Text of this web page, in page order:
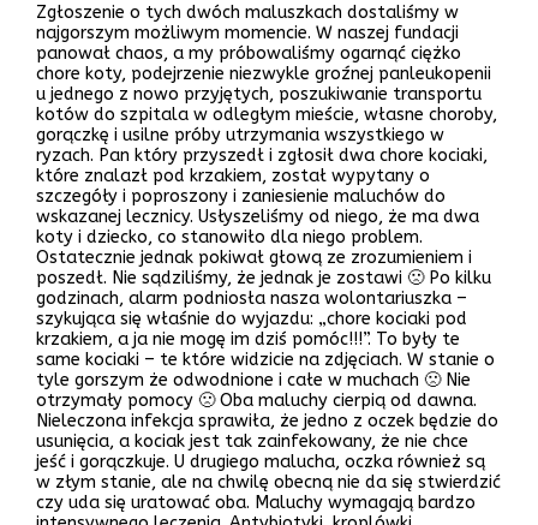
Zgłoszenie o tych dwóch maluszkach dostaliśmy w
najgorszym możliwym momencie. W naszej fundacji
panował chaos, a my próbowaliśmy ogarnąć ciężko
chore koty, podejrzenie niezwykle groźnej panleukopenii
u jednego z nowo przyjętych, poszukiwanie transportu
kotów do szpitala w odległym mieście, własne choroby,
gorączkę i usilne próby utrzymania wszystkiego w
ryzach. Pan który przyszedł i zgłosił dwa chore kociaki,
które znalazł pod krzakiem, został wypytany o
szczegóły i poproszony i zaniesienie maluchów do
wskazanej lecznicy. Usłyszeliśmy od niego, że ma dwa
koty i dziecko, co stanowiło dla niego problem.
Ostatecznie jednak pokiwał głową ze zrozumieniem i
poszedł. Nie sądziliśmy, że jednak je zostawi 🙁 Po kilku
godzinach, alarm podniosła nasza wolontariuszka –
szykująca się właśnie do wyjazdu: „chore kociaki pod
krzakiem, a ja nie mogę im dziś pomóc!!!”. To były te
same kociaki – te które widzicie na zdjęciach. W stanie o
tyle gorszym że odwodnione i całe w muchach 🙁 Nie
otrzymały pomocy 🙁 Oba maluchy cierpią od dawna.
Nieleczona infekcja sprawiła, że jedno z oczek będzie do
usunięcia, a kociak jest tak zainfekowany, że nie chce
jeść i gorączkuje. U drugiego malucha, oczka również są
w złym stanie, ale na chwilę obecną nie da się stwierdzić
czy uda się uratować oba. Maluchy wymagają bardzo